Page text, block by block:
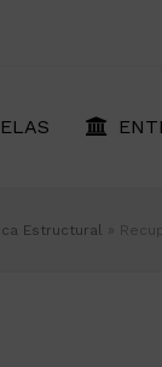
Estructural »